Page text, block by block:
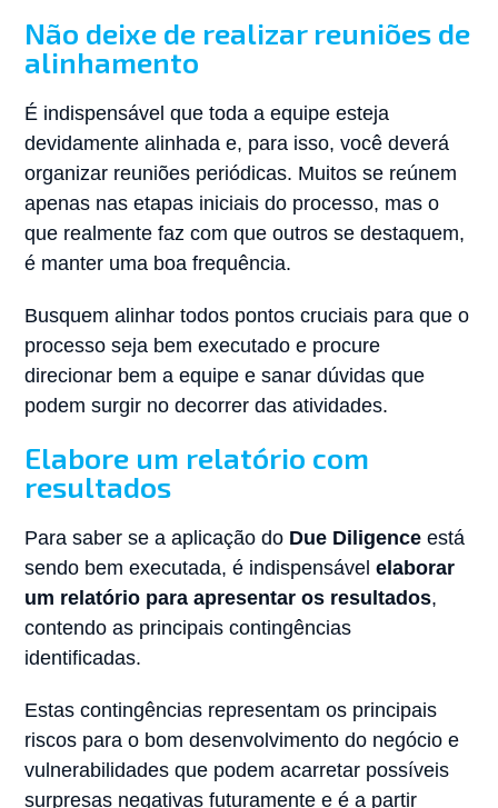
Não deixe de realizar reuniões de
alinhamento
É indispensável que toda a equipe esteja
devidamente alinhada e, para isso, você deverá
organizar reuniões periódicas. Muitos se reúnem
apenas nas etapas iniciais do processo, mas o
que realmente faz com que outros se destaquem,
é manter uma boa frequência.
Busquem alinhar todos pontos cruciais para que o
processo seja bem executado e procure
direcionar bem a equipe e sanar dúvidas que
podem surgir no decorrer das atividades.
Elabore um relatório com
resultados
Para saber se a aplicação do Due Diligence está
sendo bem executada, é indispensávelelaborar
um relatório para apresentar os resultados,
contendo as principais contingências
identificadas.
Estas contingências representam os principais
riscos para o bom desenvolvimento do negócio e
vulnerabilidades que podem acarretar possíveis
surpresas negativas futuramente e é a partir